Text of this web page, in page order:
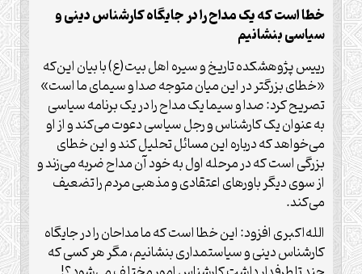
خطا است که یک مداح را در جایگاه کارشناس دینی و
سیاسی بنشانیم
رییس پژوهشکده تاریخ و سیره اهل بیت(ع) با بیان این‌که
«خطای بزرگتر در این میان متوجه صدا و سیمای ما است»
تصریح کرد: صدا و سیما یک مداح را در یک برنامه سیاسی
به عنوان یک کارشناس و رجل سیاسی دعوت می‌کند و از او
می‌خواهد که درباره این مسائل تحلیل کند و این خطای
بزرگی است که در مرحله اول به خود آن مداح ضربه می‌زند و
از سوی دیگر باورهای اعتقادی و مذهبی مردم را تضعیف
می‌کند.
الله‌اکبری افزود: این خطا است که ما مداحان را در جایگاه
کارشناس دینی و سیاستمداری بنشانیم، مگر هر کسی که